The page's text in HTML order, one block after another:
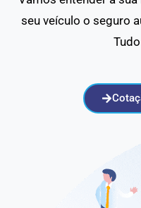
seu veículo o seguro